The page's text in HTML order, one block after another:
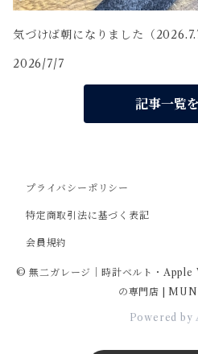
気づけば朝になりました（
2026/7/7
記事一覧
プライバシーポリシー
特定商取引法に基づく表記
会員規約
© 無二ガレージ｜時計ベルト・Apple
の専門店 |
Powered by